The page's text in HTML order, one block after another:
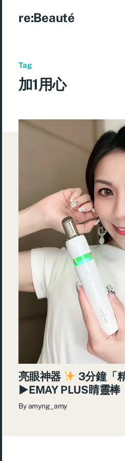
re:Beauté
Tag
加1用心
亮眼神器
3分鐘「
►EMAY PLUS睛靈棒
Byamyng_amy